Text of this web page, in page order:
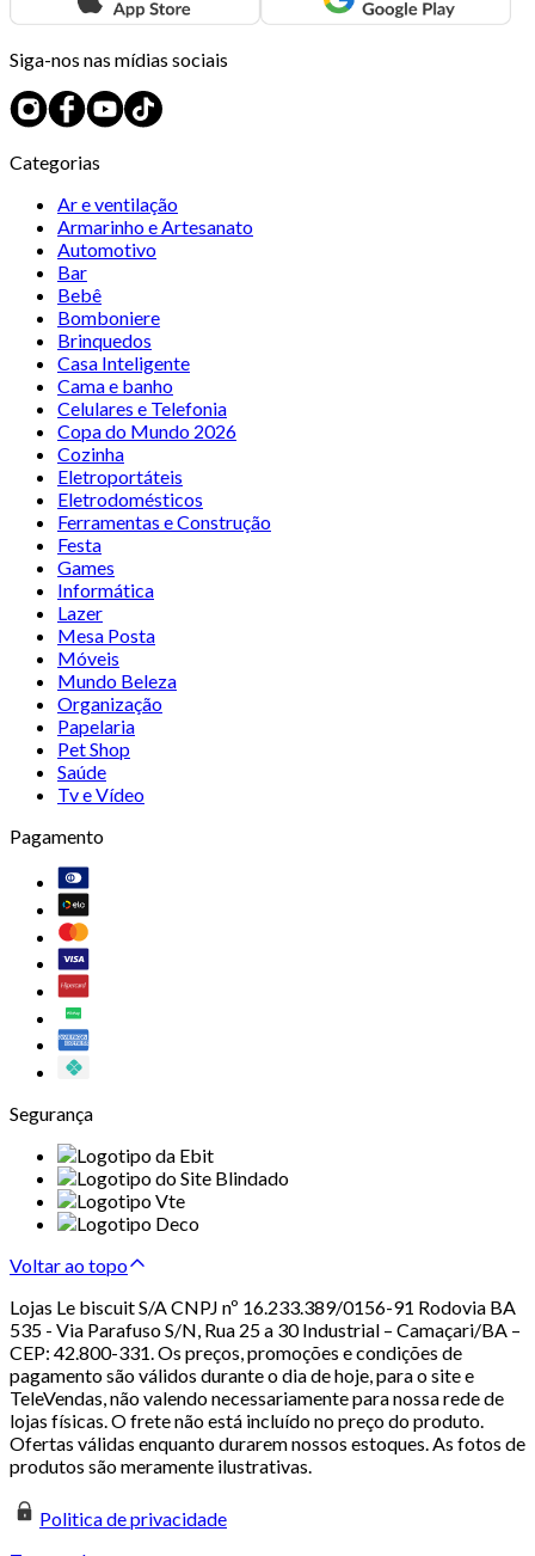
Siga-nos nas mídias sociais
Categorias
Ar e ventilação
Armarinho e Artesanato
Automotivo
Bar
Bebê
Bomboniere
Brinquedos
Casa Inteligente
Cama e banho
Celulares e Telefonia
Copa do Mundo 2026
Cozinha
Eletroportáteis
Eletrodomésticos
Ferramentas e Construção
Festa
Games
Informática
Lazer
Mesa Posta
Móveis
Mundo Beleza
Organização
Papelaria
Pet Shop
Saúde
Tv e Vídeo
Pagamento
Segurança
Voltar ao topo
Lojas Le biscuit S/A CNPJ nº 16.233.389/0156-91 Rodovia BA
535 - Via Parafuso S/N, Rua 25 a 30 Industrial – Camaçari/BA –
CEP: 42.800-331. Os preços, promoções e condições de
pagamento são válidos durante o dia de hoje, para o site e
TeleVendas, não valendo necessariamente para nossa rede de
lojas físicas. O frete não está incluído no preço do produto.
Ofertas válidas enquanto durarem nossos estoques. As fotos de
produtos são meramente ilustrativas.
Politica de privacidade